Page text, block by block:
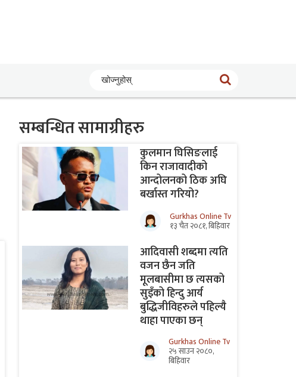
सम्बन्धित सामाग्रीहरु
कुलमान घिसिङलाई
किन राजावादीको
आन्दोलनको ठिक अघि
बर्खास्त गरियो?
Gurkhas Online Tv
१३ चैत २०८१, बिहिवार
आदिवासी शब्दमा त्यति
वजन छैन जति
मूलबासीमा छ त्यसको
सुइँको हिन्दु आर्य
बुद्धिजीविहरुले पहिल्यै
थाहा पाएका छन्
Gurkhas Online Tv
२५ साउन २०८०,
बिहिवार